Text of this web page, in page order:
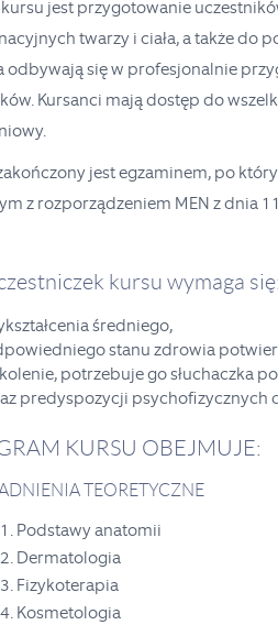
jest przygotowanie
twarzy i ciała, a także do
odbywają się w profesjonalnie
Kursanci mają dostęp do
jest egzaminem, po
z rozporządzeniem MEN z dnia
kursu wymaga się:
średniego,
stanu zdrowia
potrzebuje go słuchaczka
predyspozycji psychofizycznych
KURSU OBEJMUJE:
TEORETYCZNE
Podstawy anatomii
Dermatologia
Fizykoterapia
Kosmetologia